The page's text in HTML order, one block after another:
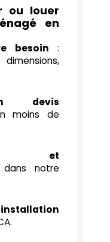
ou louer
en
besoin :
devis
moins de
et
dans notre